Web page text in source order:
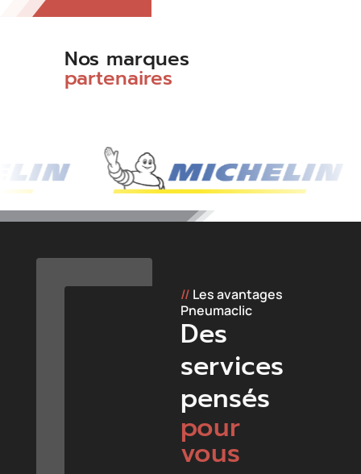
Nos marques
partenaires
// Les avantages
Pneumaclic
Des
services
pensés
pour
vous